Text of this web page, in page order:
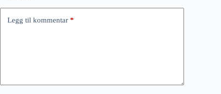
Legg til kommentar *